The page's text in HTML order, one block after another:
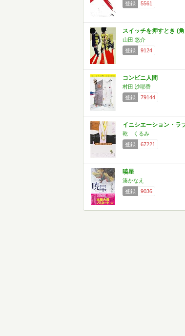
登録
5561
スイッチを押すとき (
山田 悠介
登録
9124
コンビニ人間
村田 沙耶香
登録
79144
イニシエーション・ラ
乾 くるみ
登録
67221
暁星
湊かなえ
登録
9036